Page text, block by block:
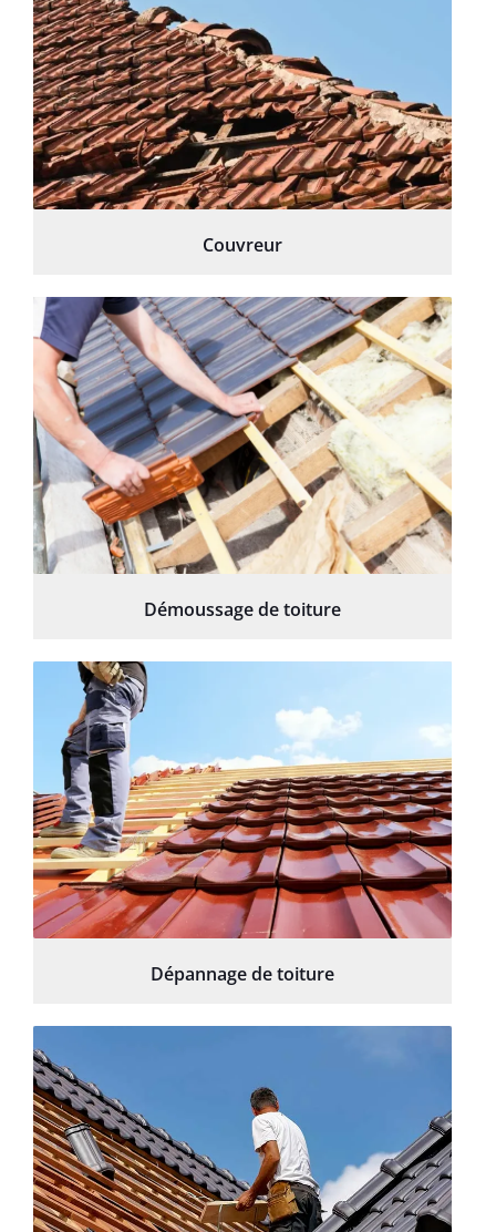
Couvreur
Démoussage de toiture
Dépannage de toiture